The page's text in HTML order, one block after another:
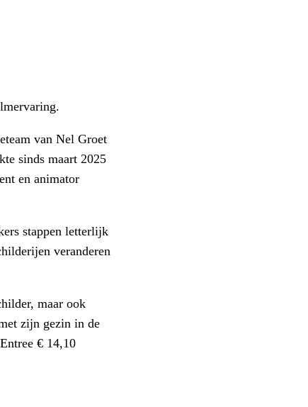
van Nel Groet
sinds maart 2025
en animator
stappen letterlijk
veranderen
maar ook
zijn gezin in de
€ 14,10